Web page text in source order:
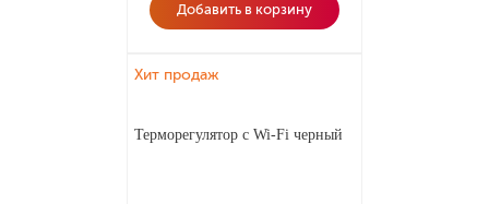
Добавить в корзину
Хит продаж
Терморегулятор с Wi-Fi черный